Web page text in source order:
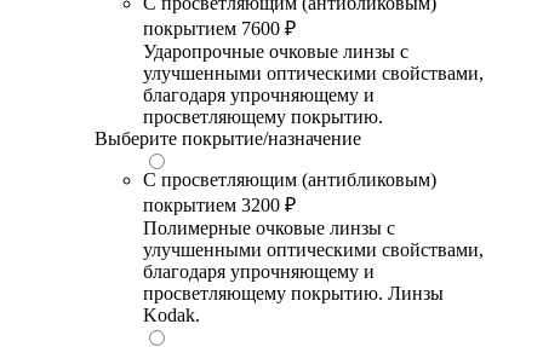
покрытием 7600 ₽
Ударопрочные очковые линзы с
улучшенными оптическими свойствами,
благодаря упрочняющему и
просветляющему покрытию.
Выберите покрытие/назначение
С просветляющим (антибликовым)
покрытием 3200 ₽
Полимерные очковые линзы с
улучшенными оптическими свойствами,
благодаря упрочняющему и
просветляющему покрытию. Линзы
Kodak.